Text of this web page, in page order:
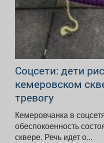
Соцсети: дети
кемеровском
тревогу
Кемеровчанка в
обеспокоенность
сквере. Речь идет о...